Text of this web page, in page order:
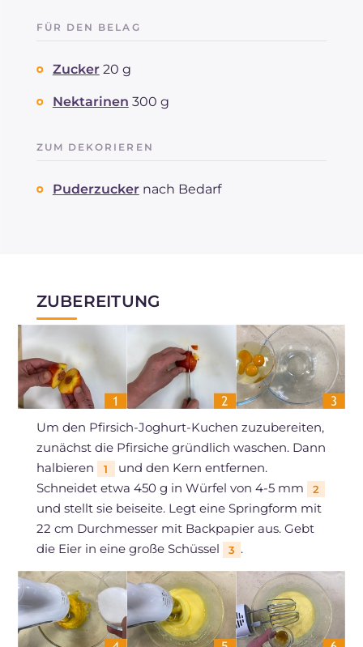
FÜR DEN BELAG
Zucker 20 g
Nektarinen 300 g
ZUM DEKORIEREN
Puderzucker nach Bedarf
ZUBEREITUNG
Um den Pfirsich-Joghurt-Kuchen zuzubereiten,
zunächst die Pfirsiche gründlich waschen. Dann
halbieren
1
und den Kern entfernen.
Schneidet etwa 450 g in Würfel von 4-5 mm
2
und stellt sie beiseite. Legt eine Springform mit
22 cm Durchmesser mit Backpapier aus. Gebt
die Eier in eine große Schüssel
3 .